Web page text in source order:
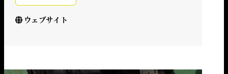
ウェブサイト